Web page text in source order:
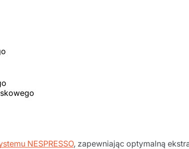
NESPRESSO, zapewniając optymalną